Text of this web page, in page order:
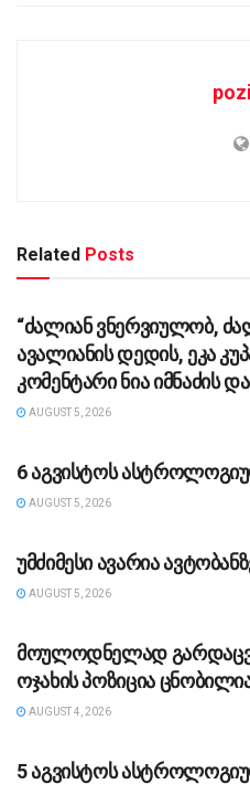
Related Posts
ᲡᲐᲖᲝᲒᲐᲓᲝᲔᲑᲐ
“ძა­ლი­ან ვნერ­ვი­უ­ლობ,
ავა­ლი­ა­ნის დე­დის, ეკა
კომენტარი ნია იმნაძის
AUGUST 5, 2026
6 აგვისტოს
AUGUST 5, 2026
უმძიმესი ავარია
AUGUST 5, 2026
მოულოდნელად
ოჯახის პოზიცია
AUGUST 4, 2026
5 აგვისტოს